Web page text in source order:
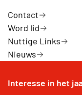
Contact
Word lid
Nuttige Links
Nieuws
Interesse in het